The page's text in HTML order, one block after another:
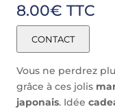
8.00€ TTC
CONTACT
Vous ne perdrez
grâce à ces jolis
japonais. Idée